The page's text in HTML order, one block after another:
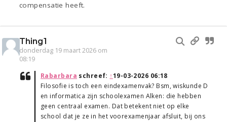
compensatie heeft.
Thing1
donderdag 19 maart 2026 om
08:19
Rabarbara schreef: ↑19-03-2026 06:18
Filosofie is toch een eindexamenvak? Bsm, wiskunde D
en informatica zijn schoolexamen Alken: die hebben
geen centraal examen. Dat betekent niet op elke
school dat je ze in het voorexamenjaar afsluit, bij ons